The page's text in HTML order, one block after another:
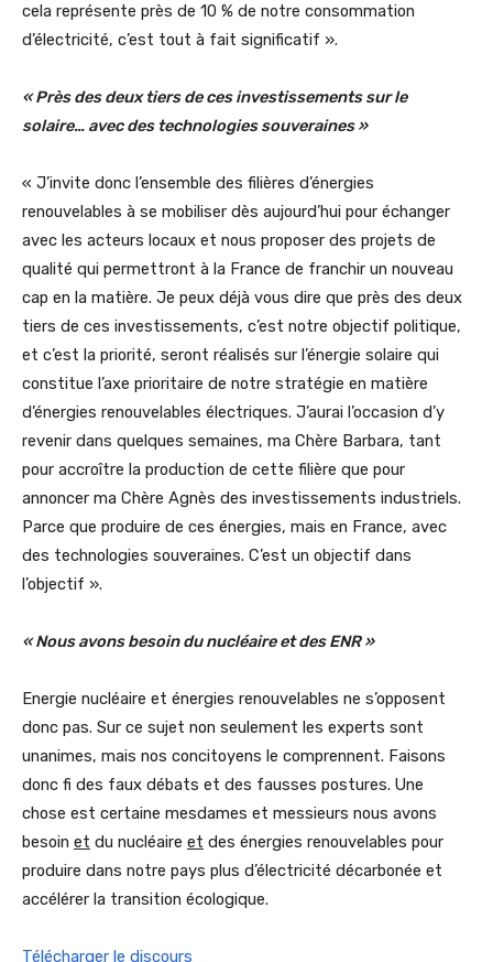
cela représente près de 10 % de notre consommation
d’électricité, c’est tout à fait significatif ».
« Près des deux tiers de ces investissements sur le
solaire… avec des technologies souveraines »
« J’invite donc l’ensemble des filières d’énergies
renouvelables à se mobiliser dès aujourd’hui pour échanger
avec les acteurs locaux et nous proposer des projets de
qualité qui permettront à la France de franchir un nouveau
cap en la matière. Je peux déjà vous dire que près des deux
tiers de ces investissements, c’est notre objectif politique,
et c’est la priorité, seront réalisés sur l’énergie solaire qui
constitue l’axe prioritaire de notre stratégie en matière
d’énergies renouvelables électriques. J’aurai l’occasion d’y
revenir dans quelques semaines, ma Chère Barbara, tant
pour accroître la production de cette filière que pour
annoncer ma Chère Agnès des investissements industriels.
Parce que produire de ces énergies, mais en France, avec
des technologies souveraines. C’est un objectif dans
l’objectif ».
« Nous avons besoin du nucléaire et des ENR »
Energie nucléaire et énergies renouvelables ne s’opposent
donc pas. Sur ce sujet non seulement les experts sont
unanimes, mais nos concitoyens le comprennent. Faisons
donc fi des faux débats et des fausses postures. Une
chose est certaine mesdames et messieurs nous avons
besoin et du nucléaire et des énergies renouvelables pour
produire dans notre pays plus d’électricité décarbonée et
accélérer la transition écologique.
Télécharger le discours